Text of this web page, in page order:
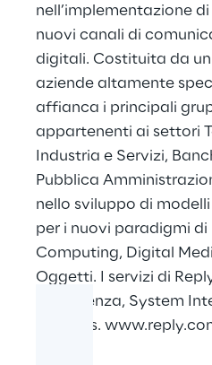
nell’implementazione
nuovi canali di
digitali. Costituita da
aziende altamente
affianca i principali
appartenenti ai settori
Industria e Servizi,
Pubblica
nello sviluppo di
per i nuovi paradigmi di
Computing, Digital
Oggetti. I servizi di
Consulenza, System
Services.